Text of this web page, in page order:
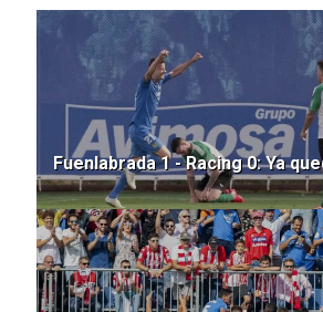
Fuenlabrada 1 - Racing 0: Ya